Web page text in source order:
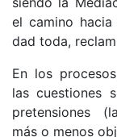
el ca­mino
dad to­da,
En los
las cues­tio­nes
pre­ten­sio­nes
más o me­nos